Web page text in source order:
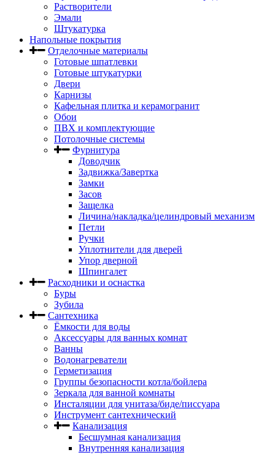
Растворители
Эмали
Штукатурка
Напольные покрытия
Отделочные материалы
Готовые шпатлевки
Готовые штукатурки
Двери
Карнизы
Кафельная плитка и керамогранит
Обои
ПВХ и комплектующие
Потолочные системы
Фурнитура
Доводчик
Задвижка/Завертка
Замки
Засов
Защелка
Личина/накладка/целиндровый механизм
Петли
Ручки
Уплотнители для дверей
Упор дверной
Шпингалет
Расходники и оснастка
Буры
Зубила
Сантехника
Ёмкости для воды
Аксессуары для ванных комнат
Ванны
Водонагреватели
Герметизация
Группы безопасности котла/бойлера
Зеркала для ванной комнаты
Инсталяции для унитаза/биде/писсуара
Инструмент сантехнический
Канализация
Бесшумная канализация
Внутренняя канализация